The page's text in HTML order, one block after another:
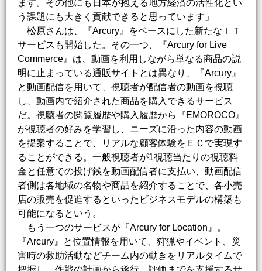
ます。その他にも日本が抱える地方経済の活性化とい
う課題にも大きく貢献できると思っています」
松原さんは、『Arcury』をベースにした新たなＩＴ
サービスも開始した。その一つ、『Arcury for Live
Commerce』は、動画を利用しながら単なる商品の説
明に止まっている通販サイトとは異なり、『Arcury』
と動画配信を用いて、視聴者が配信者の動画を視聴
し、動画内で紹介された商品を購入できるサービス
だ。視聴者の閲覧履歴や購入履歴から『EMOROCO』
が視聴者の好みを学習し、ニーズに沿った内容の動画
を提案することで、リアルな顧客体験をＥＣで実現す
ることができる。一般視聴者が1視聴当たりの視聴料
金と任意での投げ銭を動画配信者に支払い、動画配信
者側は各地域の名物や商品を紹介することで、各小売
店の販売を促進するといったビジネスモデルの構築も
可能になるという。
もう一つのサービスが『Arcury for Location』。
『Arcury』と位置情報を用いて、狩猟やイベント、災
害時の救助活動などチーム内の動きをリアルタイムで